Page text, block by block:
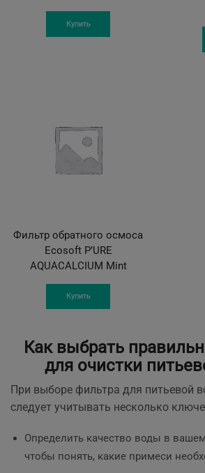
Купить
Фильтр обратного осмоса
Ecosoft P’URE
AQUACALCIUM Mint
Купить
Как выбрать
для очистки
При выборе фильтра для питьевой
следует учитывать несколько
Определить качество воды в
чтобы понять, какие примеси